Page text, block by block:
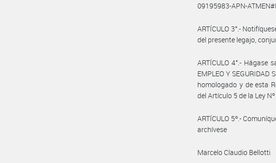
09195983-APN-
ARTÍCULO 3°.-
del presente legajo,
ARTÍCULO 4°.- Hágase
EMPLEO Y
homologado y de esta
del Artículo 5 de la Ley
ARTÍCULO 5º.-
archívese
Marcelo Claudio Bellotti